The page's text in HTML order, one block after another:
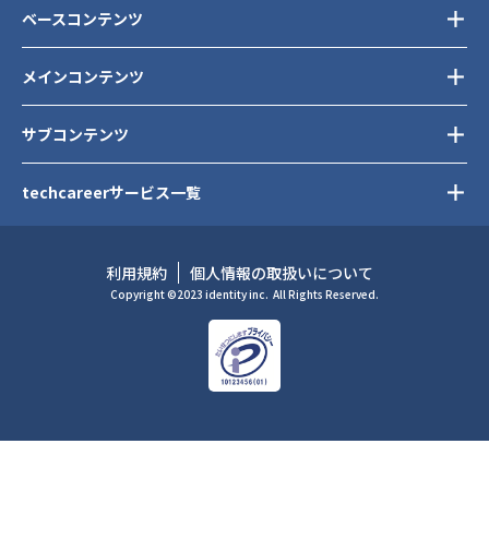
メインコンテンツ
サブコンテンツ
ベースコンテンツ
techcareerサービス一覧
利用規約 個人情報の取扱いについて
Copyright ©2023 identity inc. All Rights Reserved.